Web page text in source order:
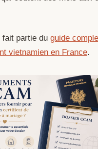
fait partie du guide
vietnamien en France.